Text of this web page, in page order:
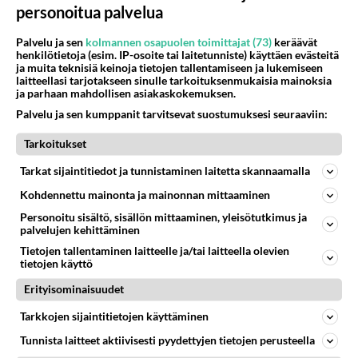
Mitä töitä kaivattusi on tehnyt?
😅
05.08.2026 13:25
Ikävä
Voiko meidän välit
Koskaan parantua tästä?
05.08.2026 05:34
881
Näin tekisi ainakin Rydman seuratessaan idolinsa Trumpin mallia https://www.is.fi/politiikka/art-2000012187244.html
06.08.2026 09:02
Maailman menoa
428
761
Onko kaivattusi
Kummallinen jossakin suhteessa?
05.08.2026 17:47
47
649
Mies, olenko ymmärtänyt oikein?
05.08.2026 11:40
Ikävä
72
608
Kiteen Pallon superpesisjoukkue pelaa huumeiden vaikutuksen alaisena
78
586
personoitua palvelua
Palvelu ja sen kolmannen osapuolen toimittajat (73) keräävät
henkilötietoja (esim. IP-osoite tai laitetunniste) käyttäen evästeitä
ja muita teknisiä keinoja tietojen tallentamiseen ja lukemiseen
laitteellasi tarjotakseen sinulle tarkoituksenmukaisia mainoksia
ja parhaan mahdollisen asiakaskokemuksen.
Palvelu ja sen kumppanit tarvitsevat suostumuksesi seuraaviin:
Tarkoitukset
Tarkat sijaintitiedot ja tunnistaminen laitetta skannaamalla
Kohdennettu mainonta ja mainonnan mittaaminen
Personoitu sisältö, sisällön mittaaminen, yleisötutkimus ja
palvelujen kehittäminen
Tietojen tallentaminen laitteelle ja/tai laitteella olevien
tietojen käyttö
Erityisominaisuudet
Tarkkojen sijaintitietojen käyttäminen
Tunnista laitteet aktiivisesti pyydettyjen tietojen perusteella